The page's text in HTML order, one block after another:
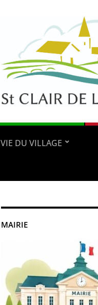
VIE DU VILLAGE
MAIRIE